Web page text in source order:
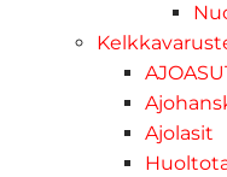
Ajolasit